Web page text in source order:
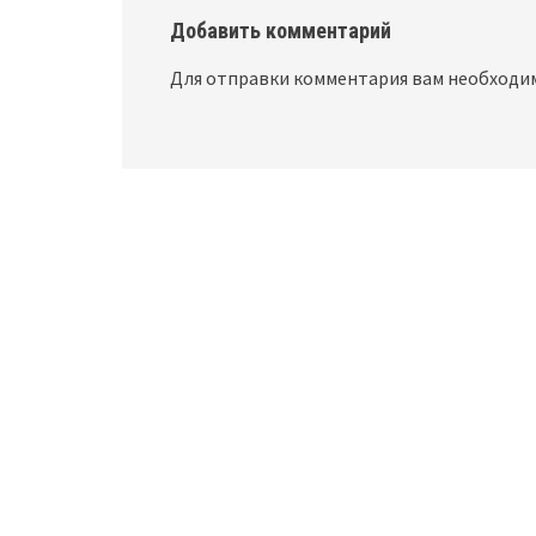
Добавить комментарий
Для отправки комментария вам